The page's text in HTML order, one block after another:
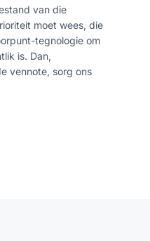
van die
moet wees, die
tegnologie om
is. Dan,
vennote, sorg ons